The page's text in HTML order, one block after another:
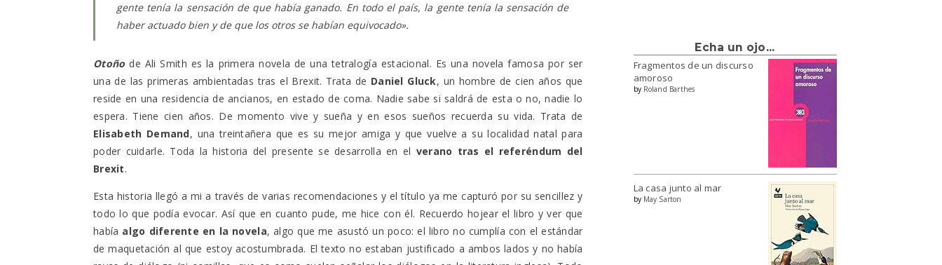
gente tenía la sensación de que había ganado. En todo el país, la gente tenía la sensación de
haber actuado bien y de que los otros se habían equivocado».
Otoño de Ali Smith es la primera novela de una tetralogía estacional. Es una novela famosa por ser
una de las primeras ambientadas tras el Brexit. Trata de Daniel Gluck, un hombre de cien años que
reside en una residencia de ancianos, en estado de coma. Nadie sabe si saldrá de esta o no, nadie lo
espera. Tiene cien años. De momento vive y sueña y en esos sueños recuerda su vida. Trata de
Elisabeth Demand, una treintañera que es su mejor amiga y que vuelve a su localidad natal para
poder cuidarle. Toda la historia del presente se desarrolla en el verano tras el referéndum del
Brexit.
Esta historia llegó a mi a través de varias recomendaciones y el título ya me capturó por su sencillez y
todo lo que podía evocar. Así que en cuanto pude, me hice con él. Recuerdo hojear el libro y ver que
había algo diferente en la novela, algo que me asustó un poco: el libro no cumplía con el estándar
de maquetación al que estoy acostumbrada. El texto no estaban justificado a ambos lados y no había
Echa un ojo...
Fragmentos de un discurso
amoroso
by Roland Barthes
La casa junto al mar
by May Sarton